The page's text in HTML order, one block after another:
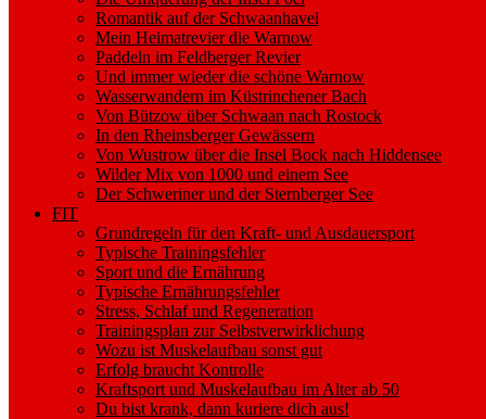
Romantik auf der Schwaanhavel
Mein Heimatrevier die Warnow
Paddeln im Feldberger Revier
Und immer wieder die schöne Warnow
Wasserwandern im Küstrinchener Bach
Von Bützow über Schwaan nach Rostock
In den Rheinsberger Gewässern
Von Wustrow über die Insel Bock nach Hiddensee
Wilder Mix von 1000 und einem See
Der Schweriner und der Sternberger See
FIT
Grundregeln für den Kraft- und Ausdauersport
Typische Trainingsfehler
Sport und die Ernährung
Typische Ernährungsfehler
Stress, Schlaf und Regeneration
Trainingsplan zur Selbstverwirklichung
Wozu ist Muskelaufbau sonst gut
Erfolg braucht Kontrolle
Kraftsport und Muskelaufbau im Alter ab 50
Du bist krank, dann kuriere dich aus!